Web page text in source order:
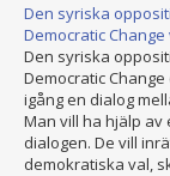
Den syriska
Democratic
Den syriska
Democratic
igång en dialog
Man vill ha hjälp
dialogen. De vill
demokratiska val,